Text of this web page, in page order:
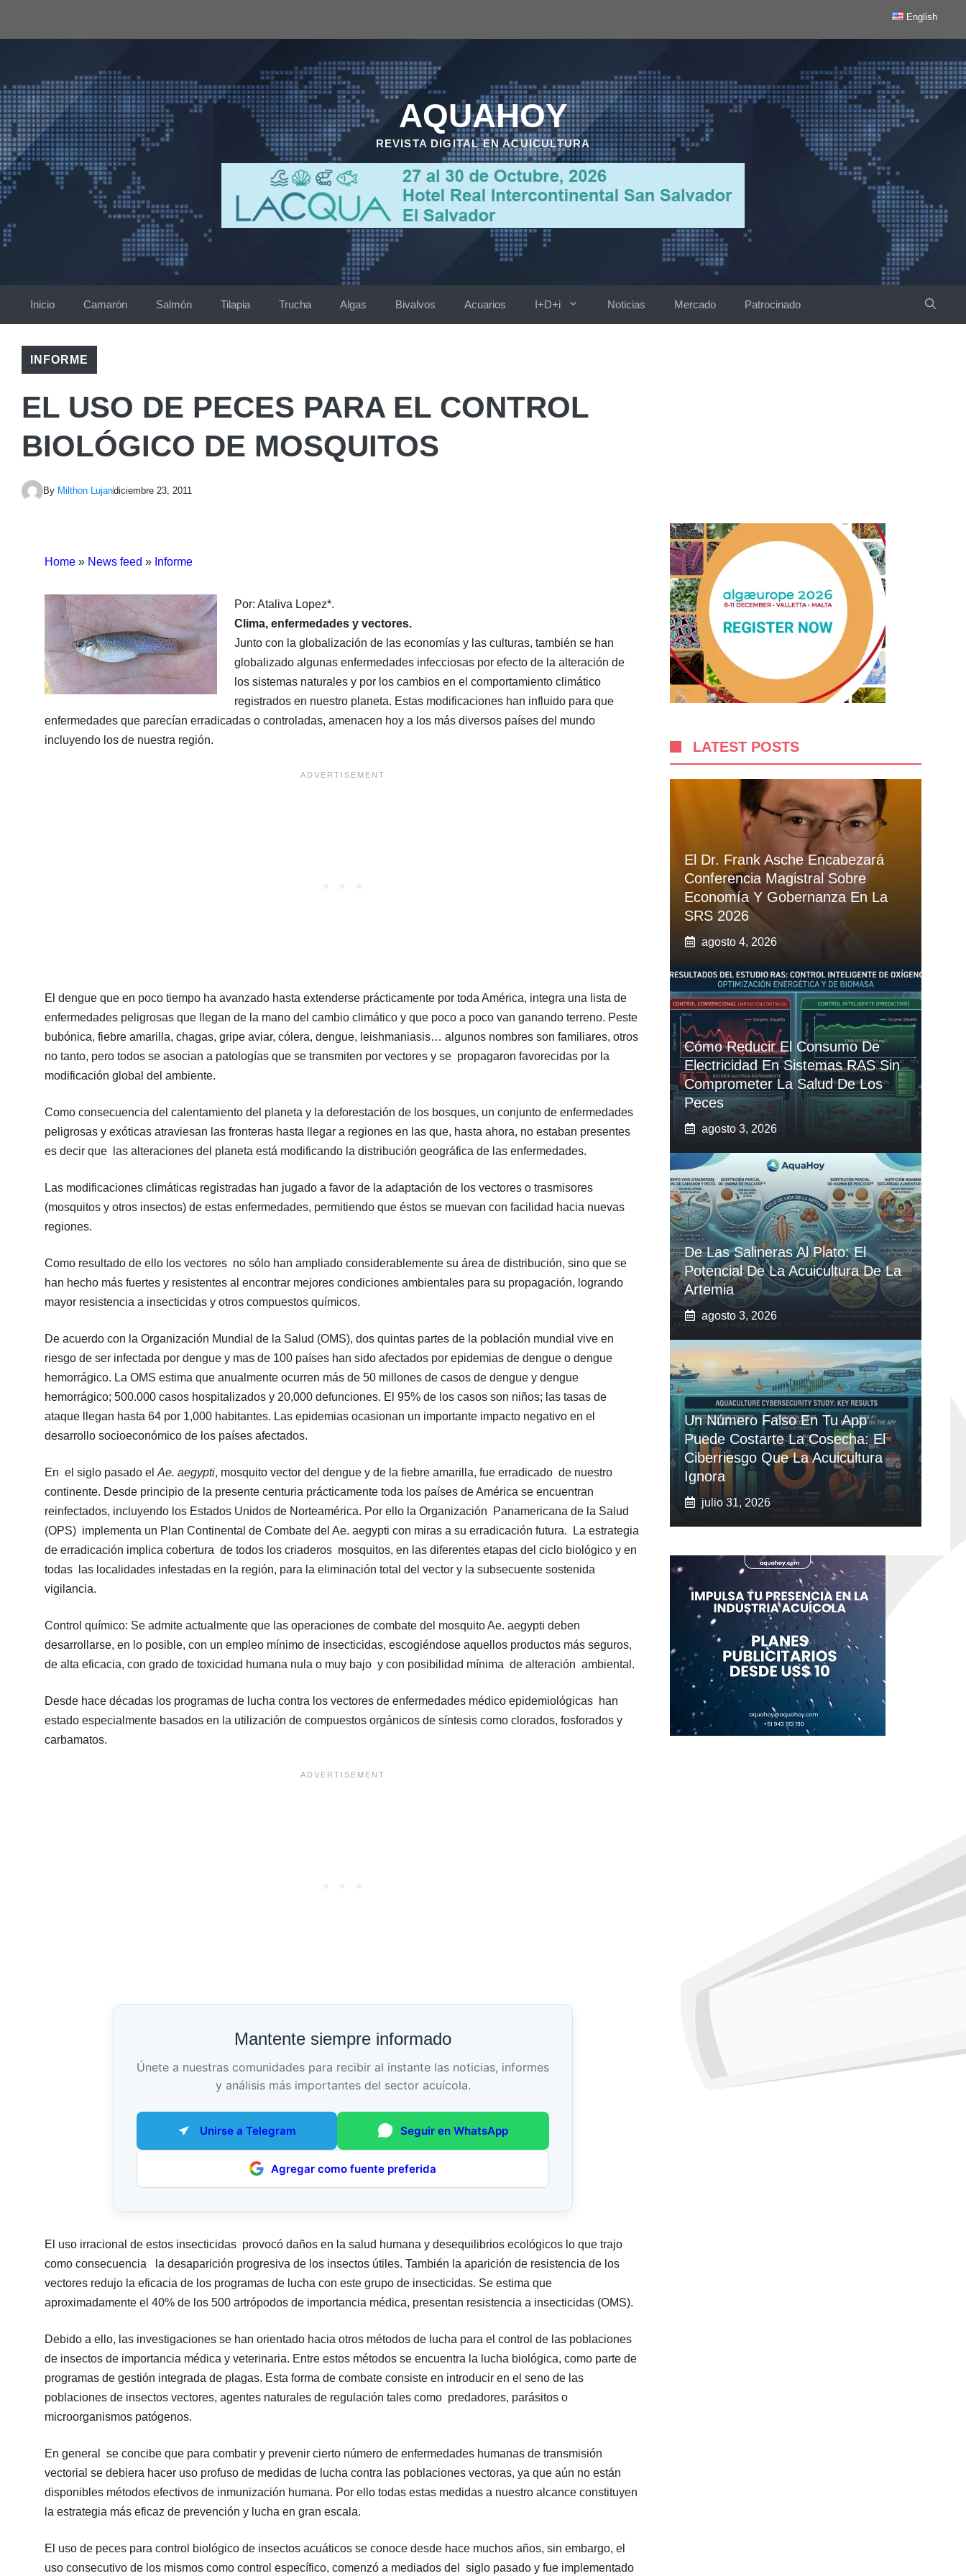
English
AQUAHOY
REVISTA DIGITAL EN ACUICULTURA
Inicio Camarón Salmón Tilapia Trucha Algas Bivalvos Acuarios I+D+i Noticias Mercado Patrocinado
INFORME
EL USO DE PECES PARA EL CONTROL
BIOLÓGICO DE MOSQUITOS
By Milthon Lujandiciembre 23, 2011
Home » News feed » Informe
Por: Ataliva Lopez*.
Clima, enfermedades y vectores.
Junto con la globalización de las economías y las culturas, también se han
globalizado algunas enfermedades infecciosas por efecto de la alteración de
los sistemas naturales y por los cambios en el comportamiento climático
registrados en nuestro planeta. Estas modificaciones han influido para que
enfermedades que parecían erradicadas o controladas, amenacen hoy a los más diversos países del mundo
incluyendo los de nuestra región.
El dengue que en poco tiempo ha avanzado hasta extenderse prácticamente por toda América, integra una lista de
enfermedades peligrosas que llegan de la mano del cambio climático y que poco a poco van ganando terreno. Peste
bubónica, fiebre amarilla, chagas, gripe aviar, cólera, dengue, leishmaniasis… algunos nombres son familiares, otros
no tanto, pero todos se asocian a patologías que se transmiten por vectores y se propagaron favorecidas por la
modificación global del ambiente.
Como consecuencia del calentamiento del planeta y la deforestación de los bosques, un conjunto de enfermedades
peligrosas y exóticas atraviesan las fronteras hasta llegar a regiones en las que, hasta ahora, no estaban presentes
es decir que las alteraciones del planeta está modificando la distribución geográfica de las enfermedades.
Las modificaciones climáticas registradas han jugado a favor de la adaptación de los vectores o trasmisores
(mosquitos y otros insectos) de estas enfermedades, permitiendo que éstos se muevan con facilidad hacia nuevas
regiones.
Como resultado de ello los vectores no sólo han ampliado considerablemente su área de distribución, sino que se
han hecho más fuertes y resistentes al encontrar mejores condiciones ambientales para su propagación, logrando
mayor resistencia a insecticidas y otros compuestos químicos.
De acuerdo con la Organización Mundial de la Salud (OMS), dos quintas partes de la población mundial vive en
riesgo de ser infectada por dengue y mas de 100 países han sido afectados por epidemias de dengue o dengue
hemorrágico. La OMS estima que anualmente ocurren más de 50 millones de casos de dengue y dengue
hemorrágico; 500.000 casos hospitalizados y 20,000 defunciones. El 95% de los casos son niños; las tasas de
ataque llegan hasta 64 por 1,000 habitantes. Las epidemias ocasionan un importante impacto negativo en el
desarrollo socioeconómico de los países afectados.
En el siglo pasado el Ae. aegypti, mosquito vector del dengue y de la fiebre amarilla, fue erradicado de nuestro
continente. Desde principio de la presente centuria prácticamente toda los países de América se encuentran
reinfectados, incluyendo los Estados Unidos de Norteamérica. Por ello la Organización Panamericana de la Salud
(OPS) implementa un Plan Continental de Combate del Ae. aegypti con miras a su erradicación futura. La estrategia
de erradicación implica cobertura de todos los criaderos mosquitos, en las diferentes etapas del ciclo biológico y en
todas las localidades infestadas en la región, para la eliminación total del vector y la subsecuente sostenida
vigilancia.
Control químico: Se admite actualmente que las operaciones de combate del mosquito Ae. aegypti deben
desarrollarse, en lo posible, con un empleo mínimo de insecticidas, escogiéndose aquellos productos más seguros,
de alta eficacia, con grado de toxicidad humana nula o muy bajo y con posibilidad mínima de alteración ambiental.
Desde hace décadas los programas de lucha contra los vectores de enfermedades médico epidemiológicas han
estado especialmente basados en la utilización de compuestos orgánicos de síntesis como clorados, fosforados y
carbamatos.
Mantente siempre informado
Únete a nuestras comunidades para recibir al instante las noticias, informes
y análisis más importantes del sector acuícola.
Unirse a Telegram Seguir en WhatsApp
Agregar como fuente preferida
El uso irracional de estos insecticidas provocó daños en la salud humana y desequilibrios ecológicos lo que trajo
como consecuencia la desaparición progresiva de los insectos útiles. También la aparición de resistencia de los
vectores redujo la eficacia de los programas de lucha con este grupo de insecticidas. Se estima que
aproximadamente el 40% de los 500 artrópodos de importancia médica, presentan resistencia a insecticidas (OMS).
Debido a ello, las investigaciones se han orientado hacia otros métodos de lucha para el control de las poblaciones
de insectos de importancia médica y veterinaria. Entre estos métodos se encuentra la lucha biológica, como parte de
programas de gestión integrada de plagas. Esta forma de combate consiste en introducir en el seno de las
poblaciones de insectos vectores, agentes naturales de regulación tales como predadores, parásitos o
microorganismos patógenos.
En general se concibe que para combatir y prevenir cierto número de enfermedades humanas de transmisión
vectorial se debiera hacer uso profuso de medidas de lucha contra las poblaciones vectoras, ya que aún no están
disponibles métodos efectivos de inmunización humana. Por ello todas estas medidas a nuestro alcance constituyen
la estrategia más eficaz de prevención y lucha en gran escala.
El uso de peces para control biológico de insectos acuáticos se conoce desde hace muchos años, sin embargo, el
uso consecutivo de los mismos como control específico, comenzó a mediados del siglo pasado y fue implementado
LATEST POSTS
El Dr. Frank Asche Encabezará
Conferencia Magistral Sobre
Economía Y Gobernanza En La
SRS 2026
agosto 4, 2026
Cómo Reducir El Consumo De
Electricidad En Sistemas RAS Sin
Comprometer La Salud De Los
Peces
agosto 3, 2026
De Las Salineras Al Plato: El
Potencial De La Acuicultura De La
Artemia
agosto 3, 2026
Un Número Falso En Tu App
Puede Costarte La Cosecha: El
Ciberriesgo Que La Acuicultura
Ignora
julio 31, 2026